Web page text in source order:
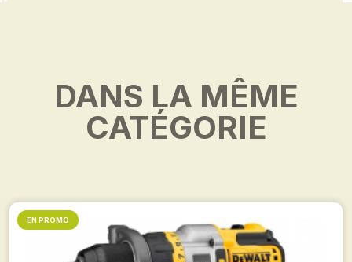
DANS LA MÊME
CATÉGORIE
EN PROMO